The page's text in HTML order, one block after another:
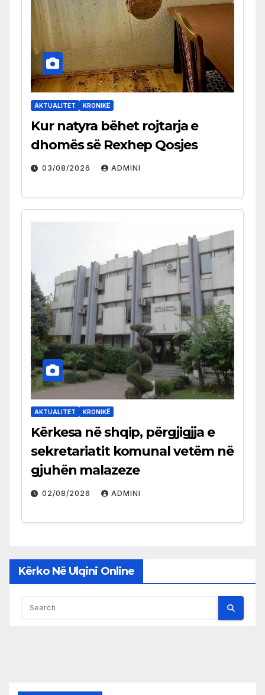
AKTUALITET KRONIKË
Kur natyra bëhet rojtarja e
dhomës së Rexhep Qosjes
03/08/2026 ADMINI
AKTUALITET KRONIKË
Kërkesa në shqip, përgjigjja e
sekretariatit komunal vetëm në
gjuhën malazeze
02/08/2026 ADMINI
Kërko Në Ulqini Online